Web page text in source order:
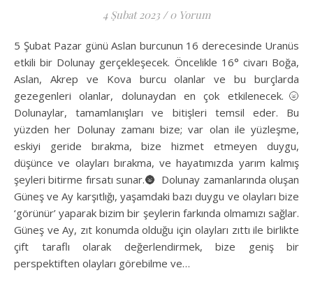
4 Şubat 2023 / 0 Yorum
5 Şubat Pazar günü Aslan burcunun 16 derecesinde Uranüs
etkili bir Dolunay gerçekleşecek. Öncelikle 16° civarı Boğa,
Aslan, Akrep ve Kova burcu olanlar ve bu burçlarda
gezegenleri olanlar, dolunaydan en çok etkilenecek.🌝
Dolunaylar, tamamlanışları ve bitişleri temsil eder. Bu
yüzden her Dolunay zamanı bize; var olan ile yüzleşme,
eskiyi geride bırakma, bize hizmet etmeyen duygu,
düşünce ve olayları bırakma, ve hayatımızda yarım kalmış
şeyleri bitirme fırsatı sunar.🌚 Dolunay zamanlarında oluşan
Güneş ve Ay karşıtlığı, yaşamdaki bazı duygu ve olayları bize
‘görünür’ yaparak bizim bir şeylerin farkında olmamızı sağlar.
Güneş ve Ay, zıt konumda olduğu için olayları zıttı ile birlikte
çift taraflı olarak değerlendirmek, bize geniş bir
perspektiften olayları görebilme ve…